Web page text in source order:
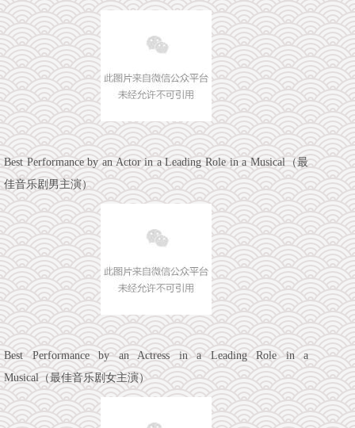
Best Performance by an Actor in a Leading Role in a Musical（最
佳音乐剧男主演）
Best Performance by an Actress in a Leading Role in a
Musical（最佳音乐剧女主演）